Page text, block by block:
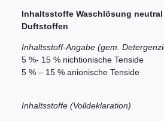
Inhaltsstoffe Waschlösung
Duftstoffen
Inhaltsstoff-Angabe (gem.
5 %- 15 % nichtionische Tenside
5 % – 15 % anionische Tenside
Inhaltsstoffe (Volldeklaration)